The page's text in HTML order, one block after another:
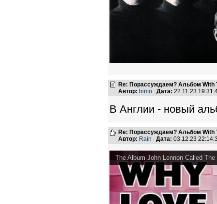
Re: Порассуждаем? Альбом With
Автор: bimo Дата: 22.11.23
В Англии - новый
Re: Порассуждаем? Альбом With
Автор: Rain Дата: 03.12.23
The Album John Lennon Called